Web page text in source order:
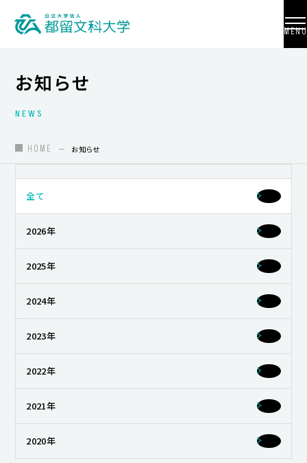
MENU
大学紹介
入試情報
学部・学科・大学院
国際交流
教員養成
研究活動
就職・キャリア支援
お知らせ
NEWS
HOME お知らせ
全て
2026年
2025年
2024年
2023年
2022年
2021年
2020年